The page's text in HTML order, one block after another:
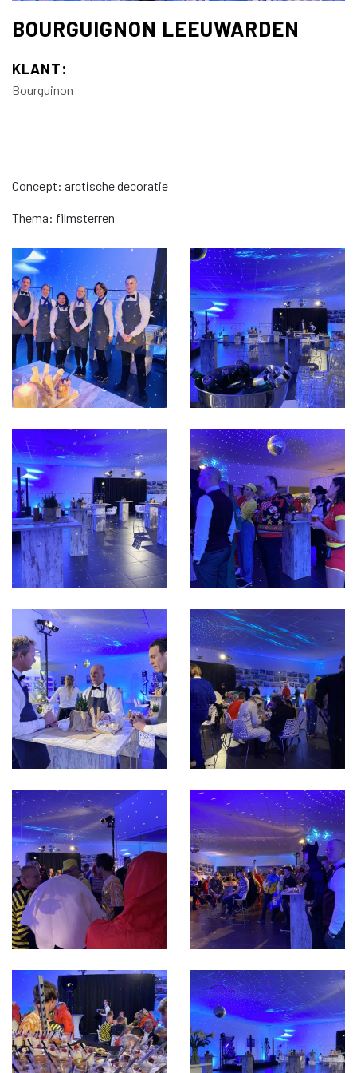
BOURGUIGNON LEEUWARDEN
KLANT:
Bourguinon
Concept: arctische decoratie
Thema: filmsterren